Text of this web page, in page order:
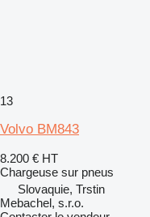
13
Volvo BM843
8.200 € HT
Chargeuse sur pneus
Slovaquie, Trstin
Mebachel, s.r.o.